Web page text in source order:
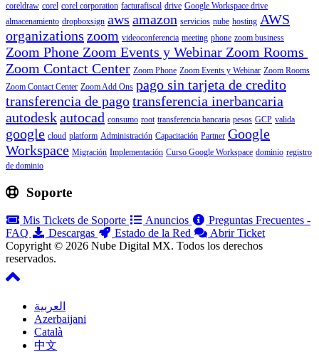
coreldraw corel corel corporation facturafiscal drive Google Workspace drive
almacenamiento dropboxsign aws amazon servicios nube hosting AWS
organizations zoom videoconferencia meeting phone zoom business
Zoom Phone Zoom Events y Webinar Zoom Rooms
Zoom Contact Center Zoom Phone Zoom Events y Webinar Zoom Rooms
Zoom Contact Center Zoom Add Ons pago sin tarjeta de credito
transferencia de pagotransferencia inerbancaria
autodeskautocad consumo root transferencia bancaria pesos GCP valida
google cloud platform Administración Capacitación Partner Google
Workspace Migración Implementación Curso Google Workspace dominio registro
de dominio
Soporte
Mis Tickets de Soporte Anuncios
Preguntas Frecuentes -
FAQ
Descargas Estado de la Red
Abrir Ticket
Copyright © 2026 Nube Digital MX. Todos los derechos
reservados.
العربية
Azerbaijani
Català
中文